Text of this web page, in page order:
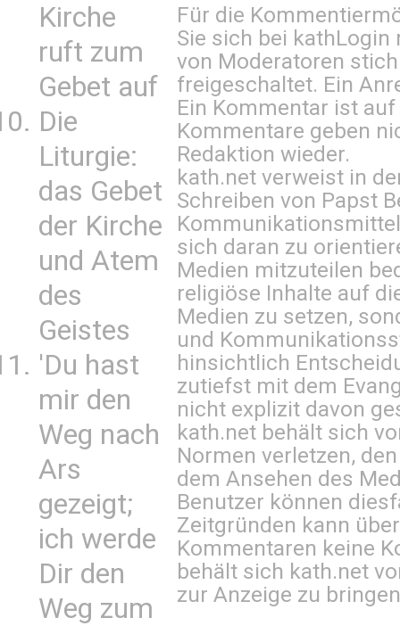
Kirche
ruft zum
Gebet auf
Die
Liturgie:
das Gebet
der Kirche
und Atem
des
Geistes
'Du hast
mir den
Weg nach
Ars
gezeigt;
ich werde
Dir den
Weg zum
Für die
Sie sich bei kathLogin
von Moderatoren
freigeschaltet. Ein
Ein Kommentar ist
Kommentare geben
Redaktion wieder.
kath.net verweist in
Schreiben von Papst
sich daran zu
Medien mitzuteilen
religiöse Inhalte auf
Medien zu setzen,
und
hinsichtlich
zutiefst mit dem
nicht explizit davon
kath.net behält sich
Normen verletzen,
dem Ansehen des
Benutzer können
Zeitgründen kann
Kommentaren keine
behält sich kath.net
zur Anzeige zu